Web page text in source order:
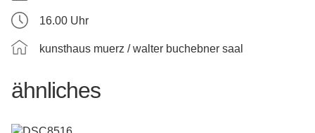
16.00 Uhr
kunsthaus muerz / walter buchebner saal
ähnliches